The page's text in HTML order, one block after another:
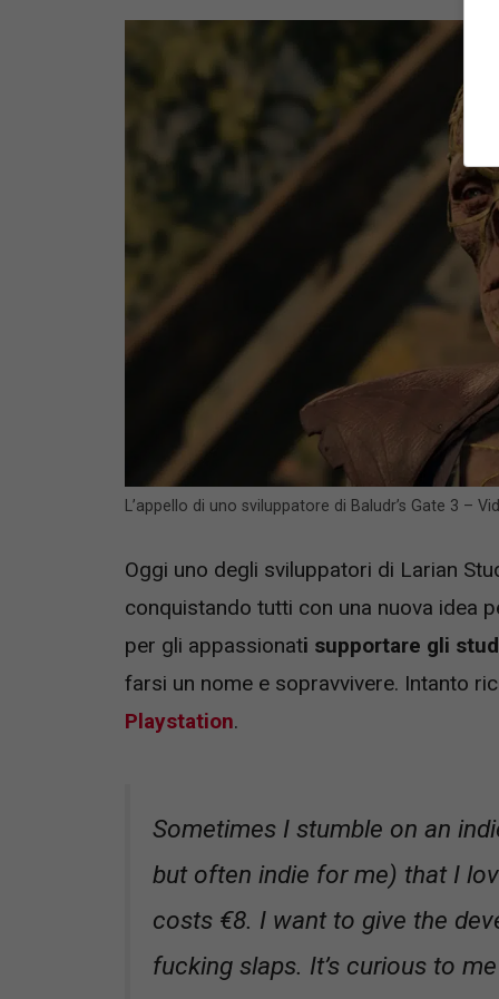
L’appello di uno sviluppatore di Baludr’s Gate 3 –
Oggi uno degli sviluppatori di Larian
conquistando tutti con una nuova idea
per gli appassionati supportare gli
farsi un nome e sopravvivere. Intanto
Playstation.
Sometimes I stumble on an
but often indie for me) that I
costs €8. I want to give the
fucking slaps. It’s curious to